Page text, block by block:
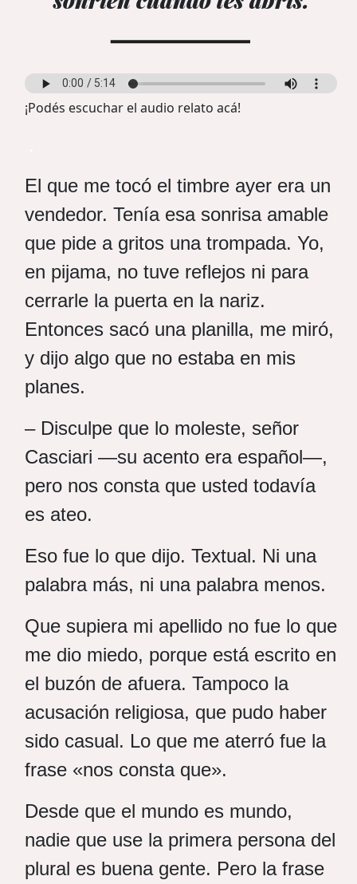
¡Podés escuchar el audio relato acá!
El que me tocó el timbre ayer era un
vendedor. Tenía esa sonrisa amable
que pide a gritos una trompada. Yo,
en pijama, no tuve reflejos ni para
cerrarle la puerta en la nariz.
Entonces sacó una planilla, me miró,
y dijo algo que no estaba en mis
planes.
– Disculpe que lo moleste, señor
Casciari —su acento era español—,
pero nos consta que usted todavía
es ateo.
Eso fue lo que dijo. Textual. Ni una
palabra más, ni una palabra menos.
Que supiera mi apellido no fue lo que
me dio miedo, porque está escrito en
el buzón de afuera. Tampoco la
acusación religiosa, que pudo haber
sido casual. Lo que me aterró fue la
frase «nos consta que».
Desde que el mundo es mundo,
nadie que use la primera persona del
plural es buena gente. Pero la frase